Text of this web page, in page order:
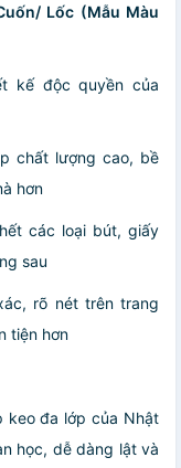
Lốc (Mẫu Màu
kế độc quyền của
chất lượng cao, bề
hơn
các loại bút, giấy
sau
rõ nét trên trang
tiện hơn
keo đa lớp của Nhật
học, dễ dàng lật và